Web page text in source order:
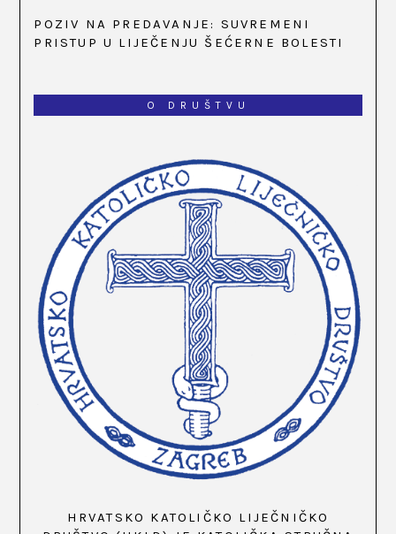
BISTRICI, OD 15. DO 17. SVIBNJA
POZIV NA PREDAVANJE: SUVREMENI
PRISTUP U LIJEČENJU ŠEĆERNE BOLESTI
O DRUŠTVU
HRVATSKO KATOLIČKO LIJEČNIČKO